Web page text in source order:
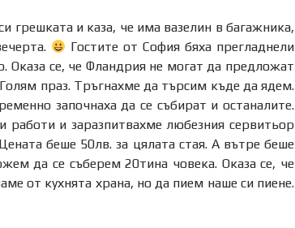
грешката и каза, че има вазелин в багажника,
Гостите от София бяха прегладнели
Оказа се, че Фландрия не могат да предложат
праз. Тръгнахме да търсим къде да ядем.
започнаха да се събират и останалите.
и заразпитвахме любезния сервитьор
беше 50лв. за цялата стая. А вътре беше
да се съберем 20тина човека. Оказа се, че
от кухнята храна, но да пием наше си пиене.